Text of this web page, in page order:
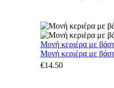
Μονή κεριέρα με
Μονή κεριέρα με
€14.50